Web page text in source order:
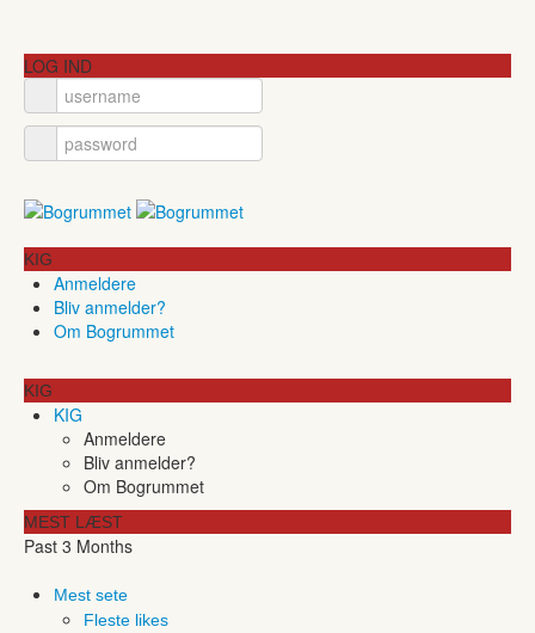
LOG IND
KIG
Anmeldere
Bliv anmelder?
Om Bogrummet
KIG
KIG
Anmeldere
Bliv anmelder?
Om Bogrummet
MEST LÆST
Past 3 Months
Mest sete
Fleste likes